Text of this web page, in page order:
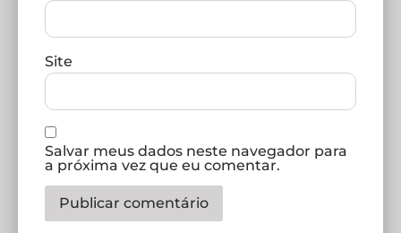
Site
Salvar meus dados neste navegador para
a próxima vez que eu comentar.